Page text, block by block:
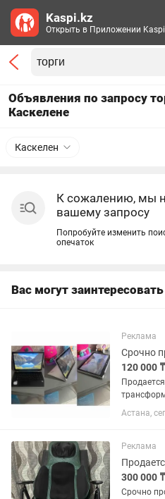
Объявления по запросу
Каскелене
Каскелен
К сожалению, мы
вашему запросу
Попробуйте изменить
опечаток
Вас могут заинтересовать
Реклама
120 000
Имеется
Астана,
Реклама
300 000
Срочно
Kaspi.kz
Открыть в Приложении